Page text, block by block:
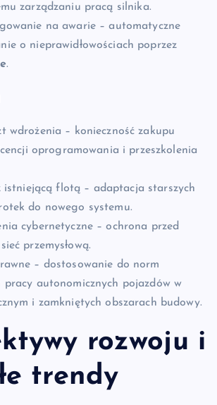
zarządzaniu pracą silnika.
na awarie – automatyczne
o nieprawidłowościach poprzez
.
wdrożenia – konieczność zakupu
oprogramowania i przeszkolenia
istniejącą flotą – adaptacja starszych
do nowego systemu.
cybernetyczne – ochrona przed
przemysłową.
– dostosowanie do norm
pracy autonomicznych pojazdów w
i zamkniętych obszarach budowy.
rozwoju i
trendy